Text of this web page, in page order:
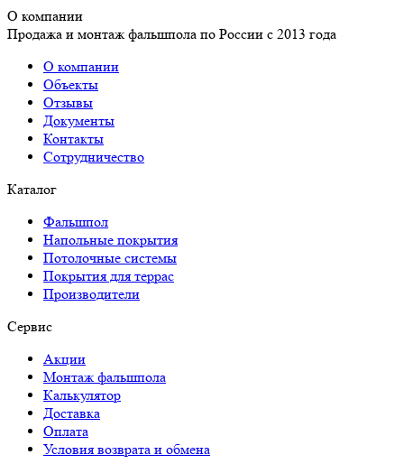
О компании
Продажа и монтаж фальшпола по России с 2013 года
О компании
Объекты
Отзывы
Документы
Контакты
Сотрудничество
Каталог
Фальшпол
Напольные покрытия
Потолочные системы
Покрытия для террас
Производители
Сервис
Акции
Монтаж фальшпола
Калькулятор
Доставка
Оплата
Условия возврата и обмена